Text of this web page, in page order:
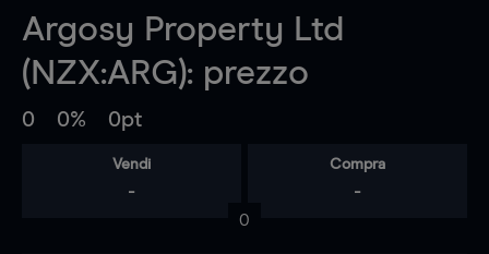
Argosy Property Ltd
(NZX:ARG): prezzo
0 0% 0pt
Vendi
-
Compra
-
0